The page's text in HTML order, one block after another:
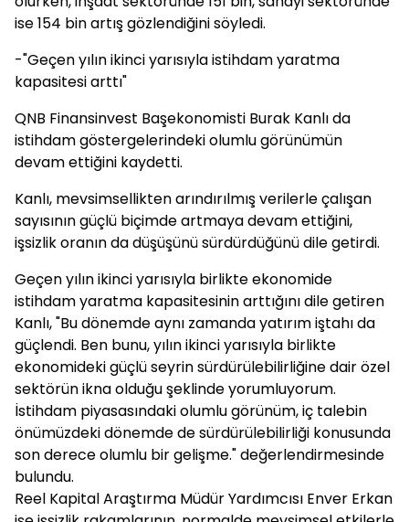
ise 154 bin artış gözlendiğini söyledi.
-"Geçen yılın ikinci yarısıyla istihdam yaratma
kapasitesi arttı"
QNB Finansinvest Başekonomisti Burak Kanlı da
istihdam göstergelerindeki olumlu görünümün
devam ettiğini kaydetti.
Kanlı, mevsimsellikten arındırılmış verilerle çalışan
sayısının güçlü biçimde artmaya devam ettiğini,
işsizlik oranın da düşüşünü sürdürdüğünü dile getirdi.
Geçen yılın ikinci yarısıyla birlikte ekonomide
istihdam yaratma kapasitesinin arttığını dile getiren
Kanlı, "Bu dönemde aynı zamanda yatırım iştahı da
güçlendi. Ben bunu, yılın ikinci yarısıyla birlikte
ekonomideki güçlü seyrin sürdürülebilirliğine dair özel
sektörün ikna olduğu şeklinde yorumluyorum.
İstihdam piyasasındaki olumlu görünüm, iç talebin
önümüzdeki dönemde de sürdürülebilirliği konusunda
son derece olumlu bir gelişme." değerlendirmesinde
bulundu.
Reel Kapital Araştırma Müdür Yardımcısı Enver Erkan